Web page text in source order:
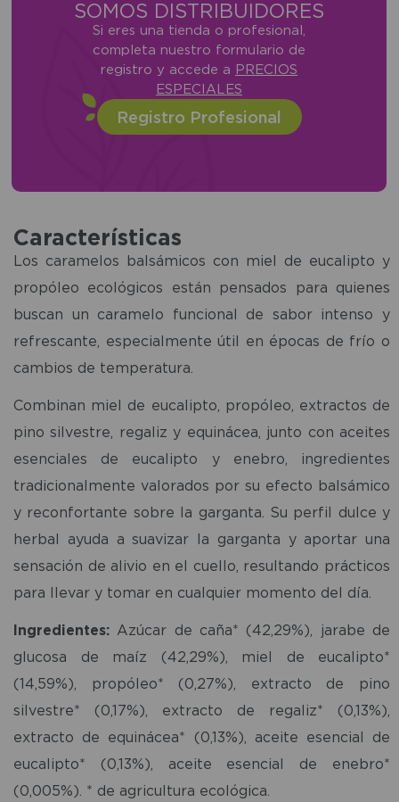
SOMOS DISTRIBUIDORES
Si eres una tienda o profesional,
completa nuestro formulario de
registro y accede a PRECIOS
ESPECIALES
Registro Profesional
Características
Los caramelos balsámicos con miel de eucalipto y
propóleo ecológicos están pensados para quienes
buscan un caramelo funcional de sabor intenso y
refrescante, especialmente útil en épocas de frío o
cambios de temperatura.
Combinan miel de eucalipto, propóleo, extractos de
pino silvestre, regaliz y equinácea, junto con aceites
esenciales de eucalipto y enebro, ingredientes
tradicionalmente valorados por su efecto balsámico
y reconfortante sobre la garganta. Su perfil dulce y
herbal ayuda a suavizar la garganta y aportar una
sensación de alivio en el cuello, resultando prácticos
para llevar y tomar en cualquier momento del día.
Ingredientes: Azúcar de caña* (42,29%), jarabe de
glucosa de maíz (42,29%), miel de eucalipto*
(14,59%), propóleo* (0,27%), extracto de pino
silvestre* (0,17%), extracto de regaliz* (0,13%),
extracto de equinácea* (0,13%), aceite esencial de
eucalipto* (0,13%), aceite esencial de enebro*
(0,005%). * de agricultura ecológica.